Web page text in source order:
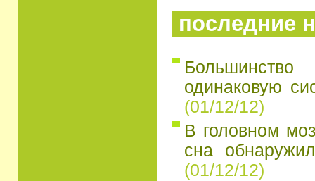
последние
одинаковую
(01/12/12)
В головном
сна
(01/12/12)